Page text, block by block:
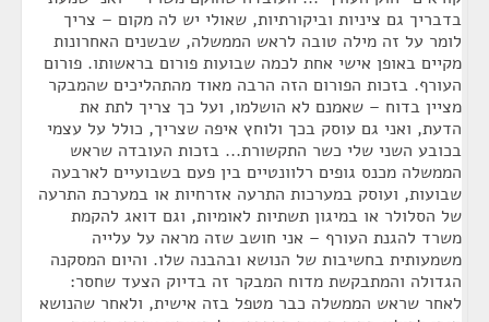
בדבריך גם ציניות וביקורתיות, שאולי יש לה מקום – צריך
לומר על זה מילה טובה לראש הממשלה, שבשנים האחרונות
מקיים באופן אישי אחת לכמה שבועות פורום בראשותו. פורום
העורף. בזכות הפורום הזה הרבה מאוד מהתהליכים שהמבקר
מציין בדוח – שאמנם לא הושלמו, ועל כך צריך לתת את
הדעת, ואני גם עוסק בכך ולוחץ איפה שצריך, כולל על עצמי
בכובע השני שלי כשר התקשורת... בזכות העובדה שראש
הממשלה מכנס גופים רלוונטיים בין פעם בשבועיים לארבעה
שבועות, ועוסק במערכות התרעה אזרחיות או במערכת התרעה
של הסלולר או במיגון תשתיות לאומיות, וגם דואג להקמת
משרד להגנת העורף – אני חושב שזה מראה על עלייה
משמעותית בחשיבות של הנושא ובהבנה שלו. והיום המסקנה
הגדולה והמתבקשת מדוח המבקר זה בדיוק הצעד שחסר:
לאחר שראש הממשלה כבר מטפל בזה אישית, ולאחר שהנושא